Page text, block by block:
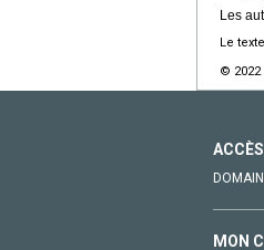
Les
Le
© 2022
MON